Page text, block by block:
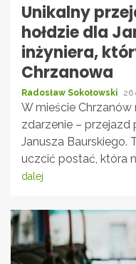
Unikalny
hołdzie dla
inżyniera,
Chrzanowa
Radosław Sokołowski 26
W mieście
zdarzenie –
Janusza Baurskiego.
uczcić postać, która
dalej